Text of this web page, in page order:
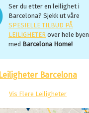
Ser du etter en leilighet i
Barcelona? Sjekk ut våre
SPESIELLE TILBUD PÅ
LEILIGHETER over hele byen
med Barcelona Home!
Leiligheter Barcelona
Vis Flere Leiligheter